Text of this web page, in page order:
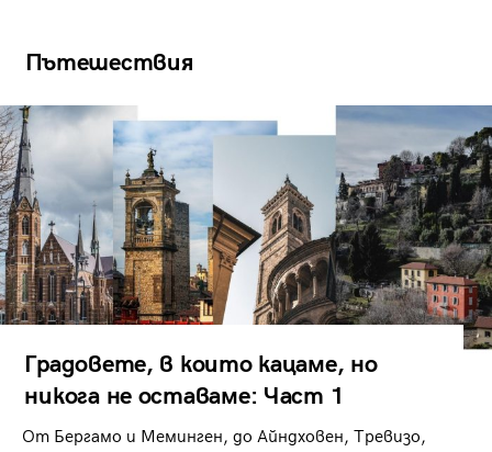
Пътешествия
Градовете, в които кацаме, но
никога не оставаме: Част 1
От Бергамо и Меминген, до Айндховен, Тревизо,